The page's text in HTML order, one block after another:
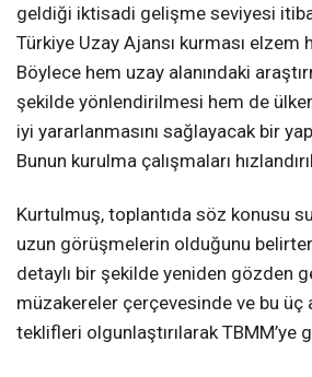
geldiği iktisadi gelişme seviyesi
Türkiye Uzay Ajansı kurması elzem
Böylece hem uzay alanındaki
şekilde yönlendirilmesi hem de
iyi yararlanmasını sağlayacak bir
Bunun kurulma çalışmaları
Kurtulmuş, toplantıda söz konusu
uzun görüşmelerin olduğunu
detaylı bir şekilde yeniden gözden
müzakereler çerçevesinde ve bu üç
teklifleri olgunlaştırılarak TBMM’ye